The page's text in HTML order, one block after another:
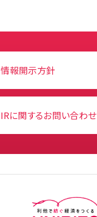
情報開示方針
IRに関するお問い合わせ